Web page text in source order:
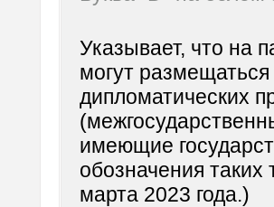
Указывает, что на
могут
дипломатических
имеющие
обозначения
марта 2023 года.)